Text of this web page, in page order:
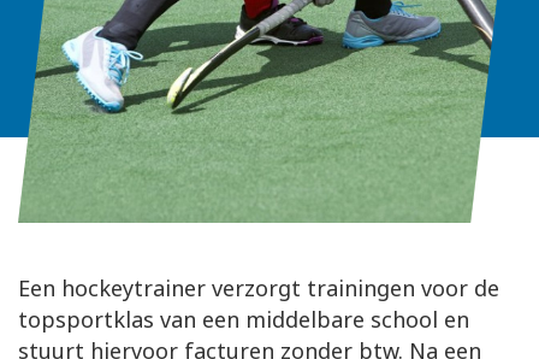
Een hockeytrainer verzorgt trainingen voor de
topsportklas van een middelbare school en
stuurt hiervoor facturen zonder btw. Na een